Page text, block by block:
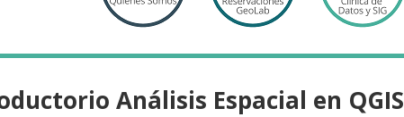
Análisis Espacial en QGIS